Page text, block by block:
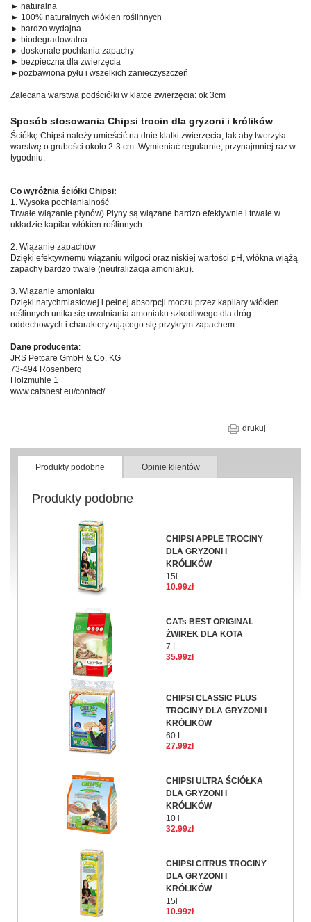
► naturalna
► 100% naturalnych włókien roślinnych
► bardzo wydajna
► biodegradowalna
► doskonale pochłania zapachy
► bezpieczna dla zwierzęcia
►pozbawiona pyłu i wszelkich zanieczyszczeń
Zalecana warstwa podściółki w klatce zwierzęcia: ok 3cm
Sposób stosowania Chipsi trocin dla gryzoni i królików
Ściółkę Chipsi należy umieścić na dnie klatki zwierzęcia, tak aby tworzyła
warstwę o grubości około 2-3 cm. Wymieniać regularnie, przynajmniej raz w
tygodniu.
Co wyróżnia ściółki Chipsi:
1. Wysoka pochłanialność
Trwałe wiązanie płynów) Płyny są wiązane bardzo efektywnie i trwale w
układzie kapilar włókien roślinnych.
2. Wiązanie zapachów
Dzięki efektywnemu wiązaniu wilgoci oraz niskiej wartości pH, włókna wiążą
zapachy bardzo trwale (neutralizacja amoniaku).
3. Wiązanie amoniaku
Dzięki natychmiastowej i pełnej absorpcji moczu przez kapilary włókien
roślinnych unika się uwalniania amoniaku szkodliwego dla dróg
oddechowych i charakteryzującego się przykrym zapachem.
Dane producenta:
JRS Petcare GmbH & Co. KG
73-494 Rosenberg
Holzmuhle 1
www.catsbest.eu/contact/
drukuj
Produkty podobne Opinie klientów
Produkty podobne
CHIPSI APPLE TROCINY
DLA GRYZONI I
KRÓLIKÓW
15l
10.99zł
CATs BEST ORIGINAL
ŻWIREK DLA KOTA
7 L
35.99zł
CHIPSI CLASSIC PLUS
TROCINY DLA GRYZONI I
KRÓLIKÓW
60 L
27.99zł
CHIPSI ULTRA ŚCIÓŁKA
DLA GRYZONI I
KRÓLIKÓW
10 l
32.99zł
CHIPSI CITRUS TROCINY
DLA GRYZONI I
KRÓLIKÓW
15l
10.99zł